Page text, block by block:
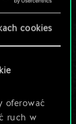
cookies
oferować
ruch w